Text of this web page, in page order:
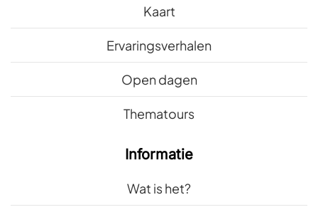
Kaart
Ervaringsverhalen
Open dagen
Thematours
Informatie
Wat is het?